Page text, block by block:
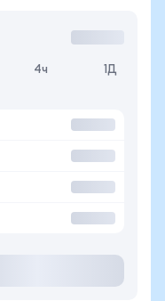
4ч 1Д